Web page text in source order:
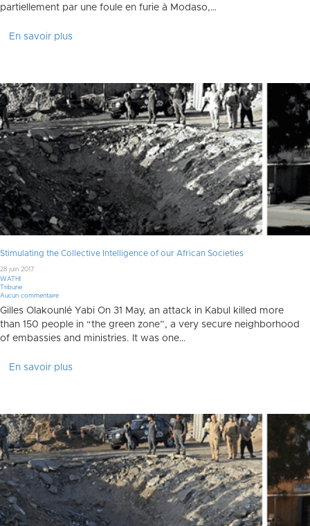
partiellement par une foule en furie à Modaso,…
En savoir plus
Stimulating the Collective Intelligence of our African Societies
28 juin 2017
WATHI
Tribune
Aucun commentaire
Gilles Olakounlé Yabi On 31 May, an attack in Kabul killed more
than 150 people in “the green zone”, a very secure neighborhood
of embassies and ministries. It was one…
En savoir plus